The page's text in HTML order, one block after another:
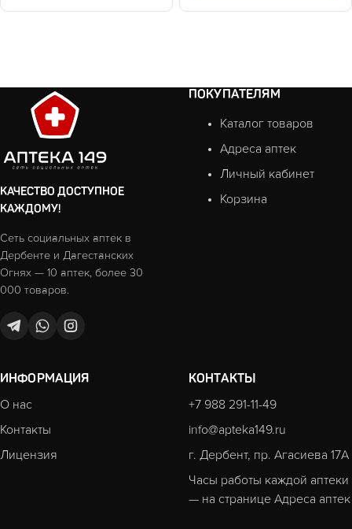
КАЧЕСТВО ДОСТУПНОЕ
КАЖДОМУ!
Сеть социальных аптек в
Дербенте и Дагестанских
Огнях — 10 аптек, более 30
000 товаров.
ПОКУПАТЕЛЯМ
Каталог товаров
Адреса аптек
Личный кабинет
Корзина
ИНФОРМАЦИЯ
О нас
Контакты
Лицензия
КОНТАКТЫ
+7 988 291-11-49
info@apteka149.ru
г. Дербент, пр. Агасиева 17А
Часы работы каждой аптеки
— на странице Адреса аптек